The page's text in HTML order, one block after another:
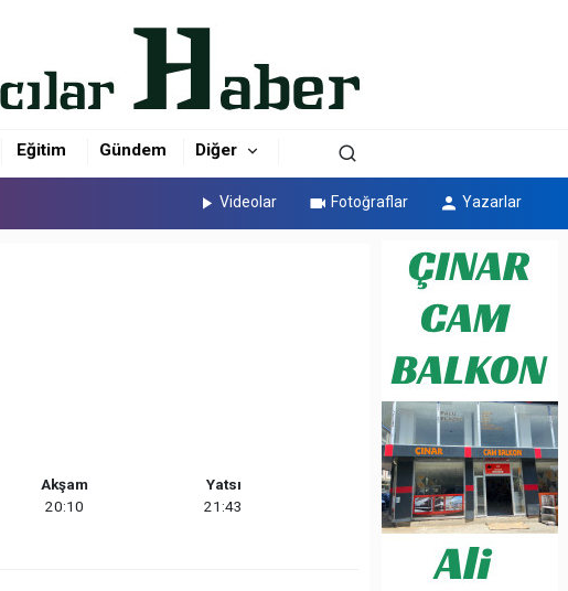
Eğitim Gündem Diğer
Videolar Fotoğraflar Yazarlar
Akşam
20:10
Yatsı
21:43